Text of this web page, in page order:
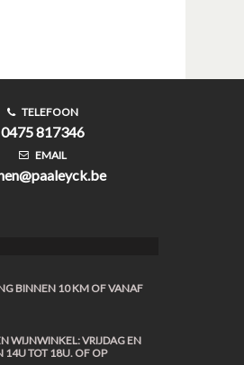
TELEFOON
0475 817346
EMAIL
BINNEN 10 KM OF VANAF
WIJNWINKEL: VRIJDAG EN
14U TOT 18U. OF OP